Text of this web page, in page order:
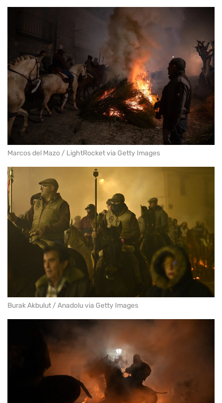
Marcos del Mazo / LightRocket via Getty Images
Burak Akbulut / Anadolu via Getty Images